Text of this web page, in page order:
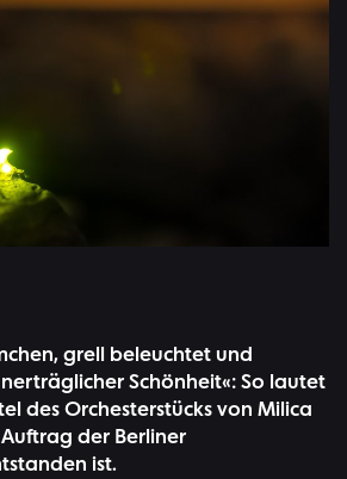
grell beleuchtet und
Schönheit«: So lautet
des Orchesterstücks von Milica
der Berliner
ist.